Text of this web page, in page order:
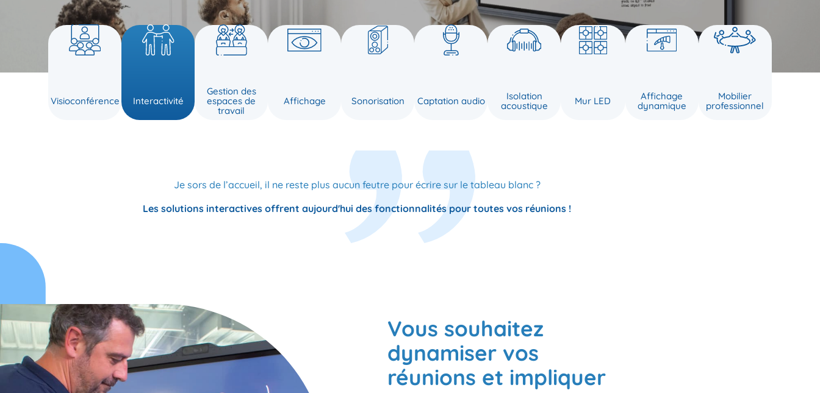
Visioconférence Interactivité
Gestion des
espaces de
travail
Affichage Sonorisation Captation audio
Isolation
acoustique
Mur LED
Affichage
dynamique
Mobilier
professionnel
Je sors de l’accueil, il ne reste plus aucun feutre pour écrire sur le tableau blanc ?
Les solutions interactives offrent aujourd'hui des fonctionnalités pour toutes vos réunions !
Vous souhaitez
dynamiser vos
réunions et impliquer